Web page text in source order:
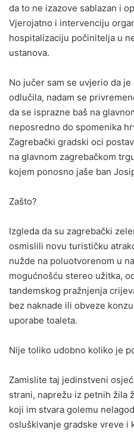
da to ne izazove sablazan i
Vjerojatno i intervenciju
hospitalizaciju počinitelja u
ustanova.
No jučer sam se uvjerio da
odlučila, nadam se
da se isprazne baš na
neposredno do spomenika
Zagrebački gradski oci
na glavnom zagrebačkom
kojem ponosno jaše ban
Zašto?
️Izgleda da su zagrebački
osmislili novu turističku
nužde na poluotvorenom u
mogućnošću stereo užitka,
tandemskog pražnjenja
bez naknade ili obveze
uporabe toaleta.
Nije toliko udobno koliko je
Zamislite taj jedinstveni
strani, naprežu iz petnih žila
koji im stvara golemu
osluškivanje gradske vreve i